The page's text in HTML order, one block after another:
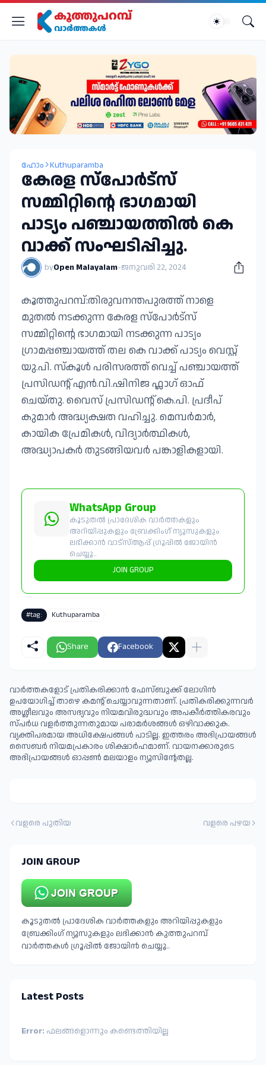
ഹോം Kuthuparamba
കേരള സ്പോർട്സ്
സമ്മിറ്റിൻ്റെ ഭാഗമായി
പാട്യം പഞ്ചായത്തിൽ കെ
വാക്ക് സംഘടിപ്പിച്ചു.
byOpen Malayalam-ജനുവരി 22, 2024
കൂത്തുപറമ്പ്:തിരുവനന്തപുരത്ത് നാളെ
മുതൽ നടക്കുന്ന കേരള സ്പോർട്സ്
സമ്മിറ്റിൻ്റെ ഭാഗമായി നടക്കുന്ന പാട്യം
ഗ്രാമപ്പഞ്ചായത്ത് തല കെ വാക്ക് പാട്യം വെസ്റ്റ്
യു.പി. സ്കൂൾ പരിസരത്ത് വെച്ച് പഞ്ചായത്ത്
പ്രസിഡന്റ് എൻ.വി.ഷിനിജ ഫ്ലാഗ് ഓഫ്
ചെയ്തു. വൈസ് പ്രസിഡന്റ് കെ.പി. പ്രദീപ്
കുമാർ അദ്ധ്യക്ഷത വഹിച്ചു. മെമ്പർമാർ,
കായിക പ്രേമികൾ, വിദ്യാർത്ഥികൾ,
അദ്ധ്യാപകർ തുടങ്ങിയവർ പങ്കാളികളായി.
WhatsApp Group
കൂടുതൽ പ്രാദേശിക വാർത്തകളും
അറിയിപ്പുകളും ബ്രേക്കിംഗ് ന്യൂസുകളും
ലഭിക്കാൻ വാട്സ്ആപ്പ് ഗ്രൂപ്പിൽ ജോയിൻ
ചെയ്യൂ..
JOIN GROUP
#tag: Kuthuparamba
Share Facebook
വാർത്തകളോട് പ്രതികരിക്കാൻ ഫേസ്ബുക്ക് ലോഗിൻ
ഉപയോഗിച്ച് താഴെ കമന്റ് ചെയ്യാവുന്നതാണ്. പ്രതികരിക്കുന്നവര്‍
അശ്ലീലവും അസഭ്യവും നിയമവിരുദ്ധവും അപകീര്‍ത്തികരവും
സ്പര്‍ധ വളര്‍ത്തുന്നതുമായ പരാമര്‍ശങ്ങള്‍ ഒഴിവാക്കുക.
വ്യക്തിപരമായ അധിക്ഷേപങ്ങള്‍ പാടില്ല. ഇത്തരം അഭിപ്രായങ്ങള്‍
സൈബര്‍ നിയമപ്രകാരം ശിക്ഷാര്‍ഹമാണ്. വായനക്കാരുടെ
അഭിപ്രായങ്ങള്‍ ഓപ്പൺ മലയാളം ന്യൂസിന്റേതല്ല.
വളരെ പുതിയ വളരെ പഴയ
JOIN GROUP
കൂടുതൽ പ്രാദേശിക വാർത്തകളും അറിയിപ്പുകളും
ബ്രേക്കിംഗ് ന്യൂസുകളും ലഭിക്കാൻ കുത്തുപറമ്പ്
വാർത്തകൾ ഗ്രൂപ്പിൽ ജോയിൻ ചെയ്യൂ..
Latest Posts
Error: ഫലങ്ങളൊന്നും കണ്ടെത്തിയില്ല